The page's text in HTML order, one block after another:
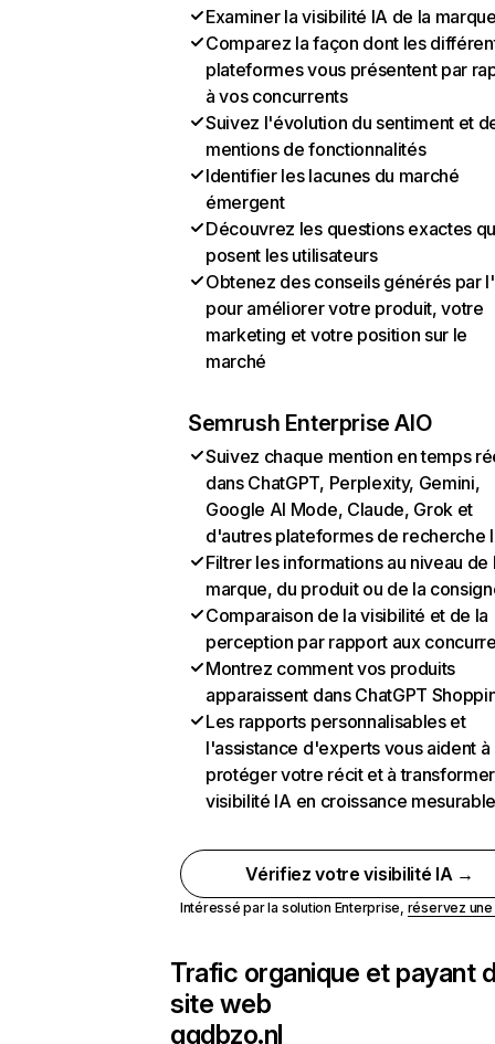
Examiner la visibilité IA de la
Comparez la façon dont les
plateformes vous présentent par
à vos concurrents
Suivez l'évolution du sentiment et
mentions de fonctionnalités
Identifier les lacunes du marché
émergent
Découvrez les questions exactes
posent les utilisateurs
Obtenez des conseils générés par
pour améliorer votre produit, votre
marketing et votre position sur le
marché
Semrush Enterprise AIO
Suivez chaque mention en temps
dans ChatGPT, Perplexity, Gemini,
Google AI Mode, Claude, Grok et
d'autres plateformes de recherche
Filtrer les informations au niveau de
marque, du produit ou de la
Comparaison de la visibilité et de la
perception par rapport aux
Montrez comment vos produits
apparaissent dans ChatGPT
Les rapports personnalisables et
l'assistance d'experts vous aident à
protéger votre récit et à
visibilité IA en croissance
Vérifiez votre visibilité IA →
Intéressé par la solution Enterprise, réservez
Trafic organique et payant
site web
ggdbzo.nl